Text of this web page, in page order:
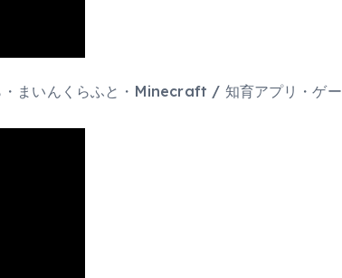
・まいんくらふと・Minecraft / 知育アプリ・ゲー